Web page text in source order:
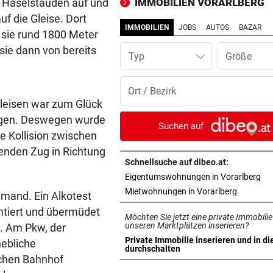
auf und
die Gleise. Dort
rund 1800 Meter
dann von bereits
war zum Glück
Deswegen wurde
Kollision zwischen
Zug in Richtung
Ein Alkotest
und übermüdet
Am Pkw, der
Bahnhof
Österreicher (29) gefasst
ROHR GERISSEN vor
Große Teile von Lingenau
stundenlang ohne Wasser
SENSATIONELLE ZAHLEN vor
Bregenzer Festspiele feiern
Rekord zur Halbzeit
Pioneers Vorarlberg kennen
neuen Headcoach
STREIT IN DORNBIRN vor
Dragqueen-Lesung lässt
konservative Seele kochen
EINSATZ IN BLUDENZ vor
IMMOBILIEN VORARLBERG
IMMOBILIEN JOBS AUTOS BAZAR
Typ
Suchen auf
Schnellsuche auf dibeo.at:
Eigentumswohnungen in Vorarlberg
Mietwohnungen in Vorarlberg
Möchten Sie jetzt eine private
unseren Marktplätzen inserieren?
Private Immobilie inserieren und in
durchschalten
in neuem Tab öffnen